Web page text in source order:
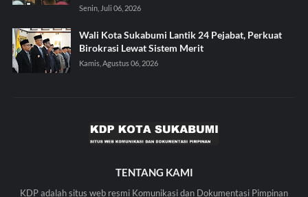
Senin, Juli 06, 2026
Wali Kota Sukabumi Lantik 24 Pejabat, Perkuat
Birokrasi Lewat Sistem Merit
Kamis, Agustus 06, 2026
TENTANG KAMI
KDP adalah situs web resmi Komunikasi dan Dokumentasi Pimpinan